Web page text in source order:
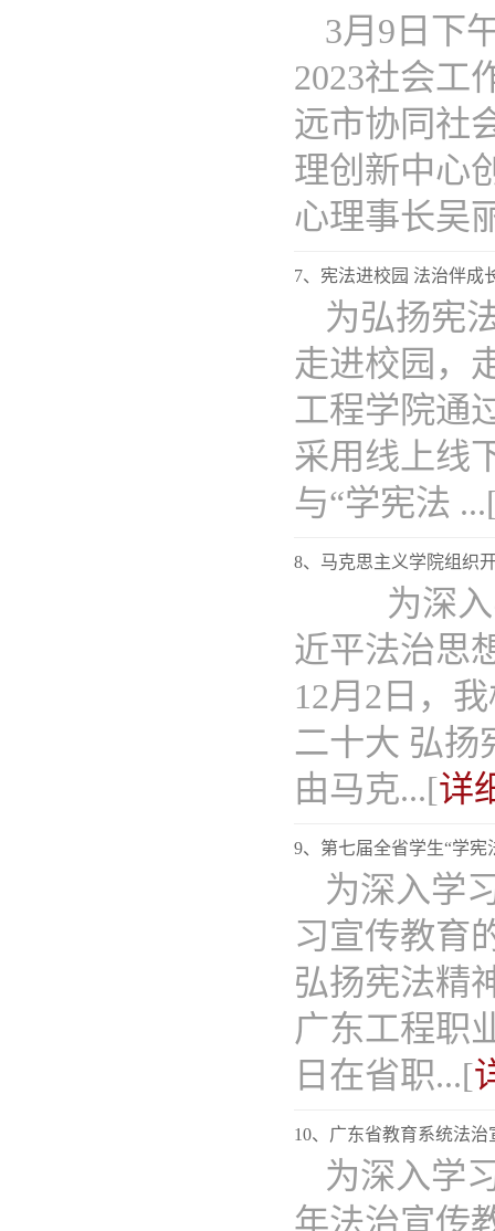
3月9日下
2023社会工
远市协同社
理创新中心
心理事长吴
7、宪法进校园 法治伴
为弘扬宪
走进校园，
工程学院通
采用线上线
与“学宪法
8、马克思主义学院组织
为深入
近平法治思
12月2日，
二十大 弘扬
由马克...[详
9、第七届全省学生“学
为深入学
习宣传教育
弘扬宪法精
广东工程职
日在省职...[
10、广东省教育系统法
为深入学
年法治宣传